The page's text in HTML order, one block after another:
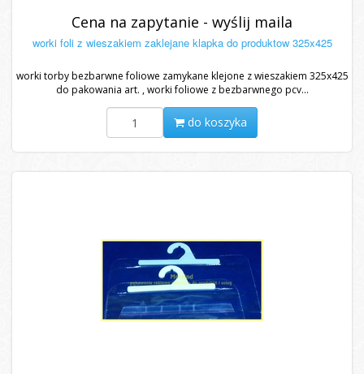
Cena na zapytanie - wyślij maila
worki foli z wieszakiem zaklejane klapka do produktow 325x425
worki torby bezbarwne foliowe zamykane klejone z wieszakiem 325x425
do pakowania art. , worki foliowe z bezbarwnego pcv...
do koszyka